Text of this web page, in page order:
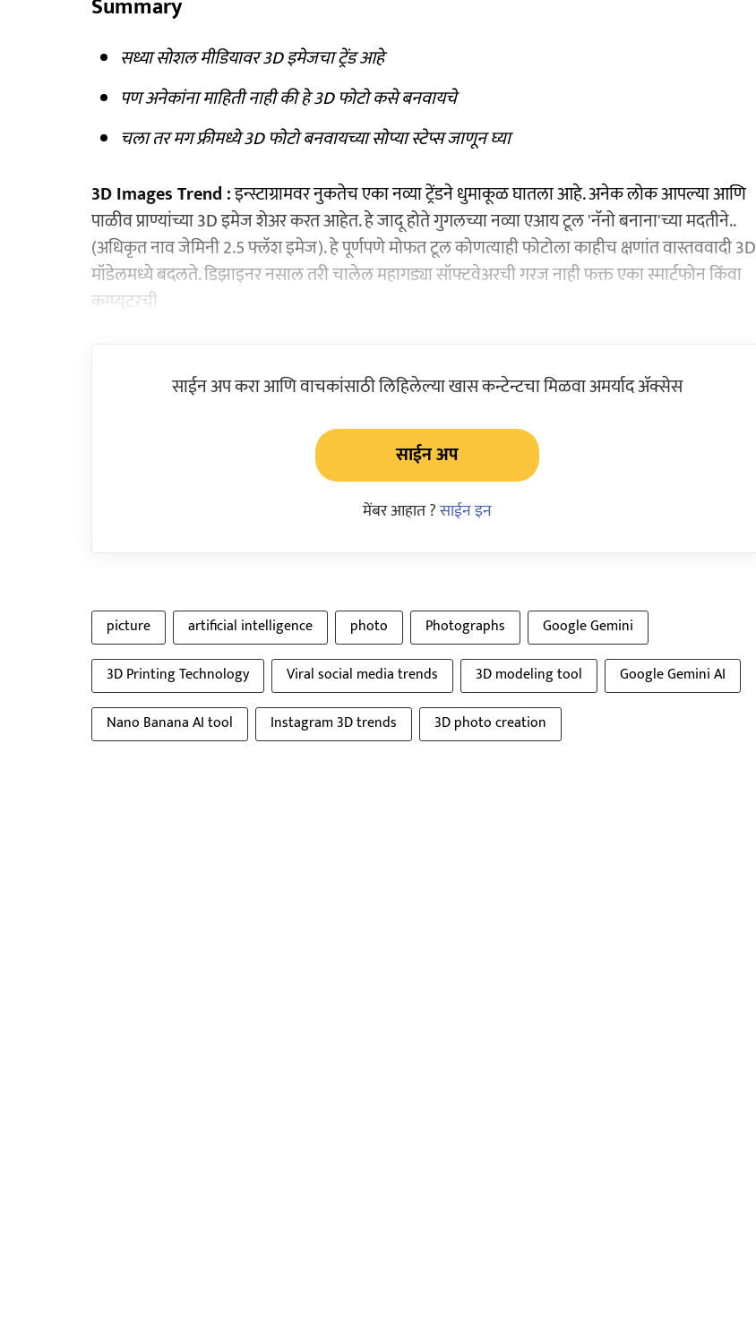
सध्या सोशल मीडियावर 3D इमेजचा ट्रेंड आहे
पण अनेकांना माहिती नाही की हे 3D फोटो कसे बनवायचे
चला तर मग फ्रीमध्ये 3D फोटो बनवायच्या सोप्या स्टेप्स जाणून घ्या
3D Images Trend :इन्स्टाग्रामवर नुकतेच एका नव्या ट्रेंडने धुमाकूळ घातला आहे. अनेक लोक आपल्या आणि
पाळीव प्राण्यांच्या 3D इमेज शेअर करत आहेत. हे जादू होते गुगलच्या नव्या एआय टूल 'नॅनो बनाना'च्या मदतीने..
(अधिकृत नाव जेमिनी 2.5 फ्लॅश इमेज). हे पूर्णपणे मोफत टूल कोणत्याही फोटोला काहीच क्षणांत वास्तववादी 3D
मॉडेलमध्ये बदलते. डिझाइनर नसाल तरी चालेल महागड्या सॉफ्टवेअरची गरज नाही फक्त एका स्मार्टफोन किंवा
कम्प्युटरची
साईन अप करा आणि वाचकांसाठी लिहिलेल्या खास कन्टेन्टचा मिळवा अमर्याद ॲक्सेस
साईन अप
मेंबर आहात ?साईन इन
picture artificial intelligence photo Photographs
Google Gemini
3D Printing Technology
Viral social media trends 3D modeling tool
Google Gemini AI
Nano Banana AI tool
Instagram 3D trends 3D photo creation